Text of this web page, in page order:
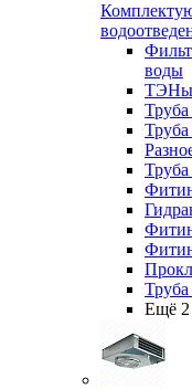
воды
ТЭНы
Труба
Ещё 2